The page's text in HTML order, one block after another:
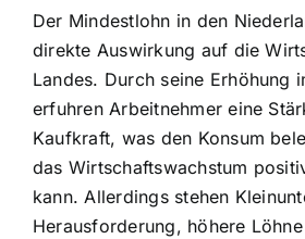
Der Mindestlohn in den
direkte Auswirkung auf die
Landes. Durch seine Erhöhung
erfuhren Arbeitnehmer eine
Kaufkraft, was den Konsum
das Wirtschaftswachstum
kann. Allerdings stehen
Herausforderung, höhere